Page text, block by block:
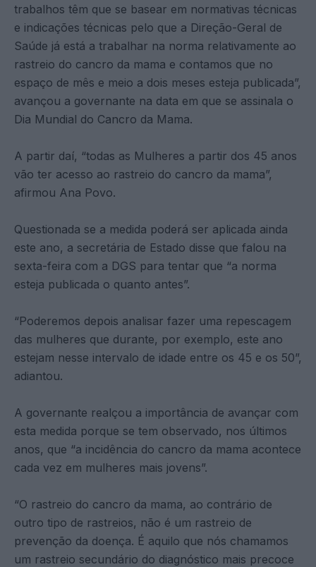
trabalhos têm que se basear em normativas técnicas
e indicações técnicas pelo que a Direção-Geral de
Saúde já está a trabalhar na norma relativamente ao
rastreio do cancro da mama e contamos que no
espaço de mês e meio a dois meses esteja publicada”,
avançou a governante na data em que se assinala o
Dia Mundial do Cancro da Mama.
A partir daí, “todas as Mulheres a partir dos 45 anos
vão ter acesso ao rastreio do cancro da mama”,
afirmou Ana Povo.
Questionada se a medida poderá ser aplicada ainda
este ano, a secretária de Estado disse que falou na
sexta-feira com a DGS para tentar que “a norma
esteja publicada o quanto antes”.
“Poderemos depois analisar fazer uma repescagem
das mulheres que durante, por exemplo, este ano
estejam nesse intervalo de idade entre os 45 e os 50”,
adiantou.
A governante realçou a importância de avançar com
esta medida porque se tem observado, nos últimos
anos, que “a incidência do cancro da mama acontece
cada vez em mulheres mais jovens”.
“O rastreio do cancro da mama, ao contrário de
outro tipo de rastreios, não é um rastreio de
prevenção da doença. É aquilo que nós chamamos
um rastreio secundário do diagnóstico mais precoce